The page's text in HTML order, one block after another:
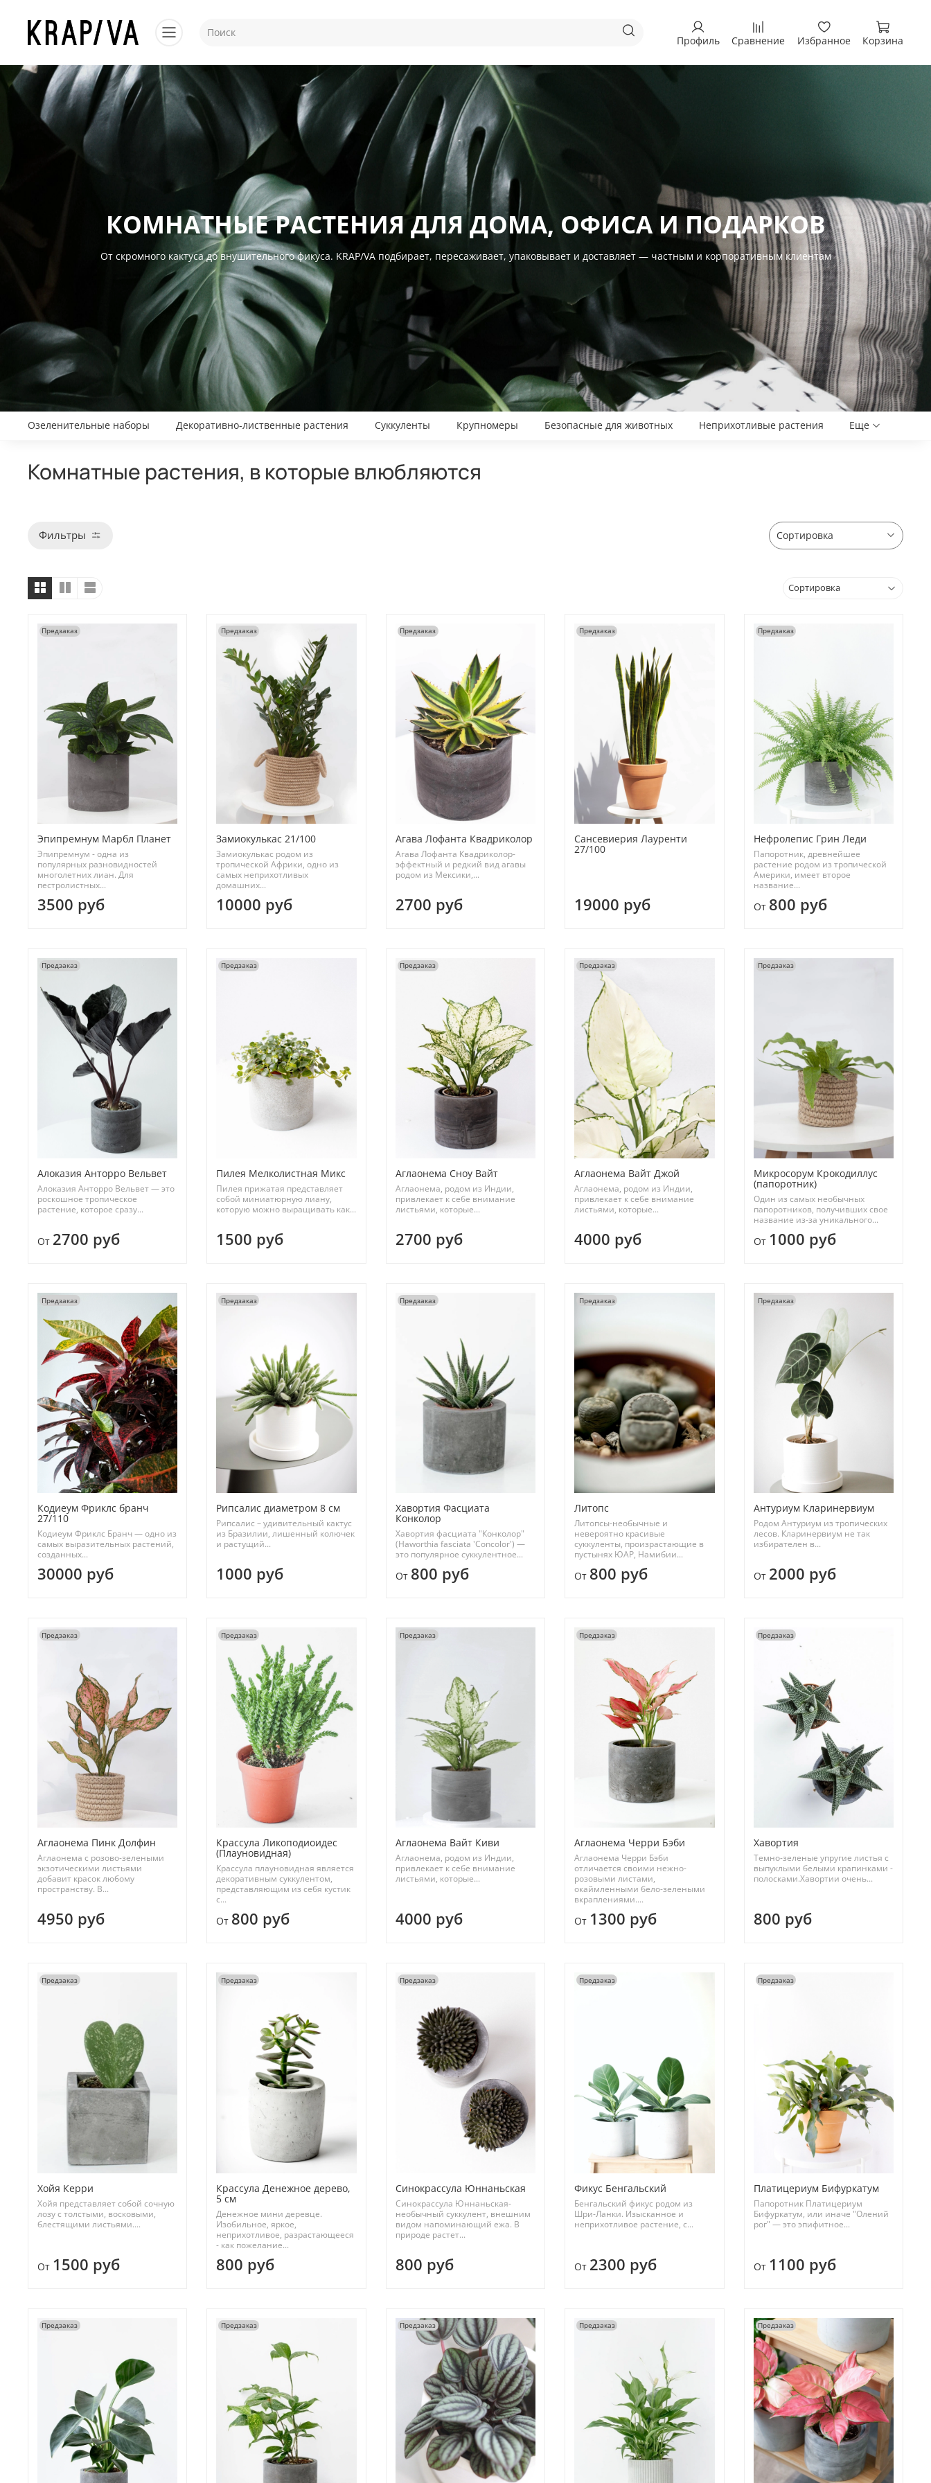
Профиль Сравнение Избранное Корзина
КОМНАТНЫЕ РАСТЕНИЯ ДЛЯ ДОМА, ОФИСА И ПОДАРКОВ
От скромного кактуса до внушительного фикуса. KRAP/VA подбирает, пересаживает, упаковывает и доставляет — частным и корпоративным клиентам
Озеленительные наборы Декоративно-лиственные растения Суккуленты Крупномеры Безопасные для животных Неприхотливые растения Еще
Комнатные растения, в которые влюбляются
Фильтры
Предзаказ
Эпипремнум Марбл Планет
Эпипремнум - одна из
популярных разновидностей
многолетних лиан. Для
пестролистных...
3500 руб
Предзаказ
Замиокулькас 21/100
Замиокулькас родом из
тропической Африки, одно из
самых неприхотливых
домашних...
10000 руб
Предзаказ
Агава Лофанта Квадриколор
Агава Лофанта Квадриколор-
эффектный и редкий вид агавы
родом из Мексики,...
2700 руб
Предзаказ
Сансевиерия Лауренти
27/100
19000 руб
Предзаказ
Нефролепис Грин Леди
Папоротник, древнейшее
растение родом из тропической
Америки, имеет второе
название...
От 800 руб
Предзаказ
Алоказия Анторро Вельвет
Алоказия Анторро Вельвет — это
роскошное тропическое
растение, которое сразу...
От 2700 руб
Предзаказ
Пилея Мелколистная Микс
Пилея прижатая представляет
собой миниатюрную лиану,
которую можно выращивать как...
1500 руб
Предзаказ
Аглаонема Сноу Вайт
Аглаонема, родом из Индии,
привлекает к себе внимание
листьями, которые...
2700 руб
Предзаказ
Аглаонема Вайт Джой
Аглаонема, родом из Индии,
привлекает к себе внимание
листьями, которые...
4000 руб
Предзаказ
Микросорум Крокодиллус
(папоротник)
Один из самых необычных
папоротников, получивших свое
название из-за уникального...
От 1000 руб
Предзаказ
Кодиеум Фриклс бранч
27/110
Кодиеум Фриклс Бранч — одно из
самых выразительных растений,
созданных...
30000 руб
Предзаказ
Рипсалис диаметром 8 см
Рипсалис – удивительный кактус
из Бразилии, лишенный колючек
и растущий...
1000 руб
Предзаказ
Хавортия Фасциата
Конколор
Хавортия фасциата "Конколор"
(Haworthia fasciata 'Concolor') —
это популярное суккулентное...
От 800 руб
Предзаказ
Литопс
Литопсы-необычные и
невероятно красивые
суккуленты, произрастающие в
пустынях ЮАР, Намибии...
От 800 руб
Предзаказ
Антуриум Кларинервиум
Родом Антуриум из тропических
лесов. Кларинервиум не так
избирателен в...
От 2000 руб
Предзаказ
Аглаонема Пинк Долфин
Аглаонема с розово-зелеными
экзотическими листьями
добавит красок любому
пространству. В...
4950 руб
Предзаказ
Крассула Ликоподиоидес
(Плауновидная)
Крассула плауновидная является
декоративным суккулентом,
представляющим из себя кустик
с...
От 800 руб
Предзаказ
Аглаонема Вайт Киви
Аглаонема, родом из Индии,
привлекает к себе внимание
листьями, которые...
4000 руб
Предзаказ
Аглаонема Черри Бэби
Аглаонема Черри Бэби
отличается своими нежно-
розовыми листами,
окаймленными бело-зелеными
вкраплениями....
От 1300 руб
Предзаказ
Хавортия
Темно-зеленые упругие листья с
выпуклыми белыми крапинками -
полосками.Хавортии очень...
800 руб
Предзаказ
Хойя Керри
Хойя представляет собой сочную
лозу с толстыми, восковыми,
блестящими листьями....
От 1500 руб
Предзаказ
Крассула Денежное дерево,
5 см
Денежное мини деревце.
Изобильное, яркое,
неприхотливое, разрастающееся
- как пожелание...
800 руб
Предзаказ
Синокрассула Юннаньская
Синокрассула Юннаньская-
необычный суккулент, внешним
видом напоминающий ежа. В
природе растет...
800 руб
Предзаказ
Фикус Бенгальский
Бенгальский фикус родом из
Шри-Ланки. Изысканное и
неприхотливое растение, с...
От 2300 руб
Предзаказ
Платицериум Бифуркатум
Папоротник Платицериум
Бифуркатум, или иначе "Олений
рог" — это эпифитное...
От 1100 руб
Предзаказ Предзаказ Предзаказ Предзаказ Предзаказ